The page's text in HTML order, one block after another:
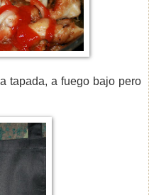
tapada, a fuego bajo pero